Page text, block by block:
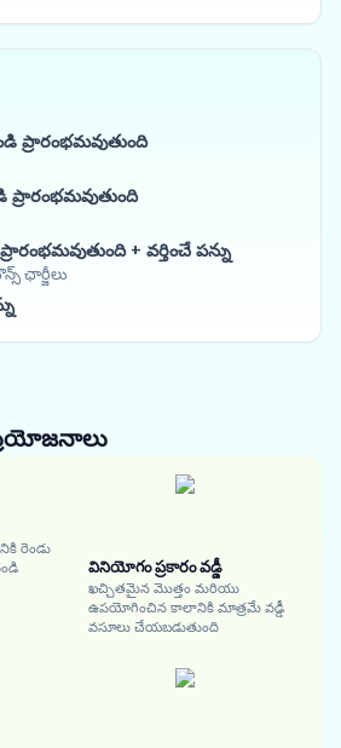
ప్రారంభమవుతుంది
ప్రారంభమవుతుంది
+ వర్తించే పన్ను
ఛార్జీలు
రెండు
వినియోగం ప్రకారం వడ్డీ
ఖచ్చితమైన మొత్తం మరియు
ఉపయోగించిన కాలానికి మాత్రమే వడ్డీ
వసూలు చేయబడుతుంది